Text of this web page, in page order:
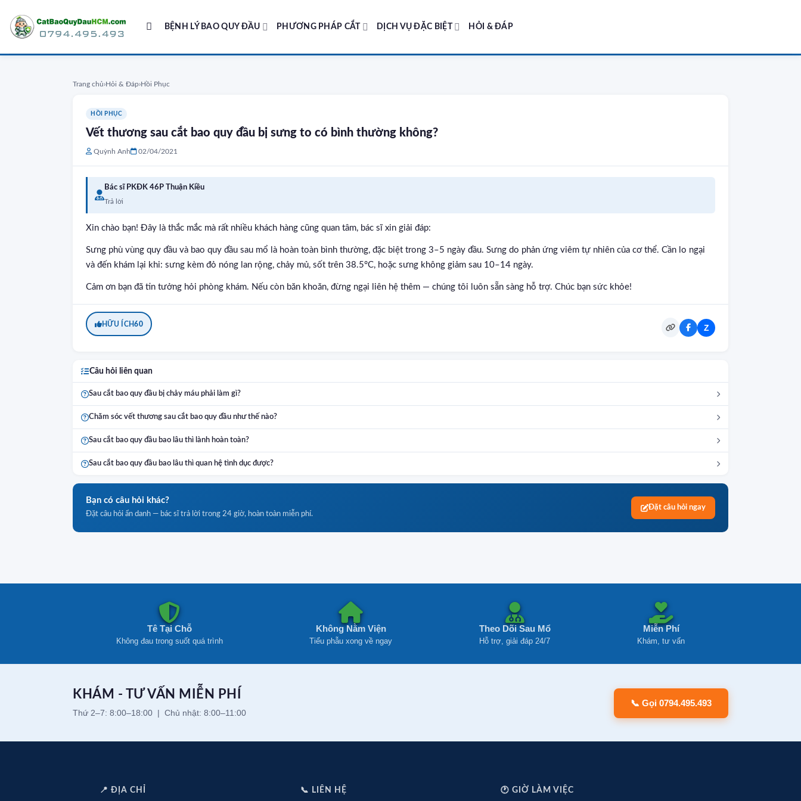
content
BỆNH LÝ BAO QUY ĐẦU PHƯƠNG PHÁP CẮT DỊCH VỤ ĐẶC BIỆT HỎI & ĐÁP
Trang chủ›Hỏi & Đáp›Hồi Phục
HỒI PHỤC
Vết thương sau cắt bao quy đầu bị sưng to có bình thường không?
Quỳnh Anh 02/04/2021
Bác sĩ PKĐK 46P Thuận Kiều
Trả lời
Xin chào bạn! Đây là thắc mắc mà rất nhiều khách hàng cũng quan tâm, bác sĩ xin giải đáp:
Sưng phù vùng quy đầu và bao quy đầu sau mổ là hoàn toàn bình thường, đặc biệt trong 3–5 ngày đầu. Sưng do phản ứng viêm tự nhiên của cơ thể. Cần lo ngại
và đến khám lại khi: sưng kèm đỏ nóng lan rộng, chảy mủ, sốt trên 38.5°C, hoặc sưng không giảm sau 10–14 ngày.
Cảm ơn bạn đã tin tưởng hỏi phòng khám. Nếu còn băn khoăn, đừng ngại liên hệ thêm — chúng tôi luôn sẵn sàng hỗ trợ. Chúc bạn sức khỏe!
HỮU ÍCH60 Z
Câu hỏi liên quan
Sau cắt bao quy đầu bị chảy máu phải làm gì?
Chăm sóc vết thương sau cắt bao quy đầu như thế nào?
Sau cắt bao quy đầu bao lâu thì lành hoàn toàn?
Sau cắt bao quy đầu bao lâu thì quan hệ tình dục được?
Bạn có câu hỏi khác?
Đặt câu hỏi ẩn danh — bác sĩ trả lời trong 24 giờ, hoàn toàn miễn phí.
Đặt câu hỏi ngay
Tê Tại Chỗ
Không đau trong suốt quá trình
Không Nằm Viện
Tiểu phẫu xong về ngay
Theo Dõi Sau Mổ
Hỗ trợ, giải đáp 24/7
Miễn Phí
Khám, tư vấn
KHÁM - TƯ VẤN MIỄN PHÍ
Thứ 2–7: 8:00–18:00 | Chủ nhật: 8:00–11:00
📞 Gọi 0794.495.493
📍 ĐỊA CHỈ 📞 LIÊN HỆ 🕐 GIỜ LÀM VIỆC